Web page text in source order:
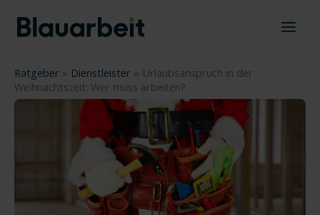
Inhalt
springen
Ratgeber » Dienstleister » Urlaubsanspruch in der
Weihnachtszeit: Wer muss arbeiten?